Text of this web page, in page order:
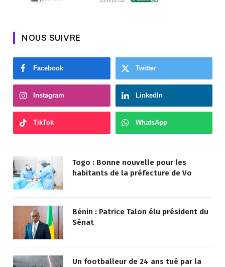
NOUS SUIVRE
Facebook Twitter
Instagram LinkedIn
TikTok WhatsApp
Togo : Bonne nouvelle pour les
habitants de la préfecture de Vo
Bénin : Patrice Talon élu président du
Sénat
Un footballeur de 24 ans tué par la